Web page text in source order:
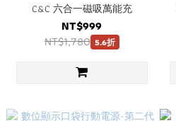
C&C 六合一磁吸萬能充
NT$999
NT$1,780 5.6折